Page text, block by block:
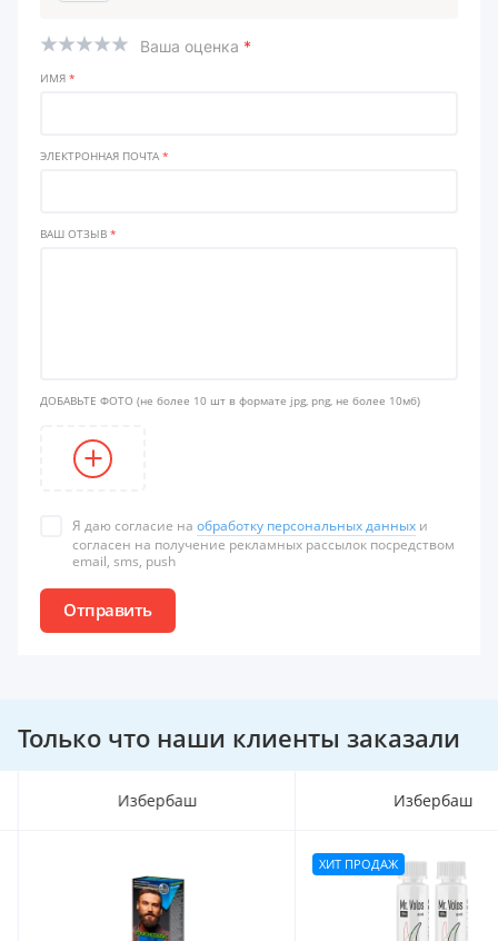
Ваша оценка *
ИМЯ *
ЭЛЕКТРОННАЯ ПОЧТА *
ВАШ ОТЗЫВ *
ДОБАВЬТЕ ФОТО (не более 10 шт в формате jpg, png, не более 10мб)
Я даю согласие на обработку персональных данных и
согласен на получение рекламных рассылок посредством
email, sms, push
Отправить
Только что наши клиенты заказали
Избербаш Избербаш
ХИТ ПРОДАЖ